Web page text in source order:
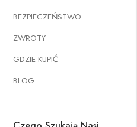
BEZPIECZEŃSTWO
ZWROTY
GDZIE KUPIĆ
BLOG